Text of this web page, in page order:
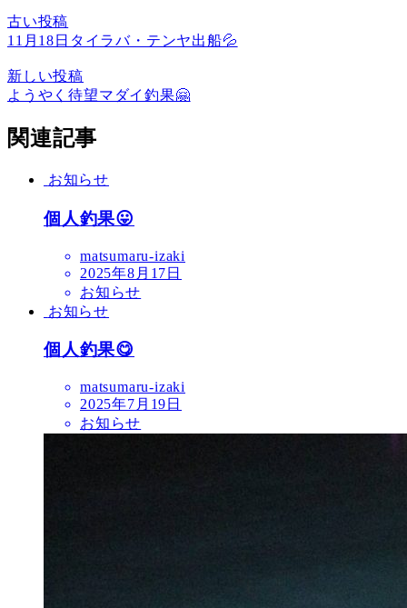
古い投稿
11月18日タイラバ・テンヤ出船💦
新しい投稿
ようやく待望マダイ釣果🤗
関連記事
お知らせ
個人釣果😛
matsumaru-izaki
2025年8月17日
お知らせ
お知らせ
個人釣果😋
matsumaru-izaki
2025年7月19日
お知らせ